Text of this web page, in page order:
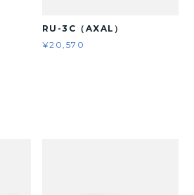
RU-3C（AXAL）
¥20,570